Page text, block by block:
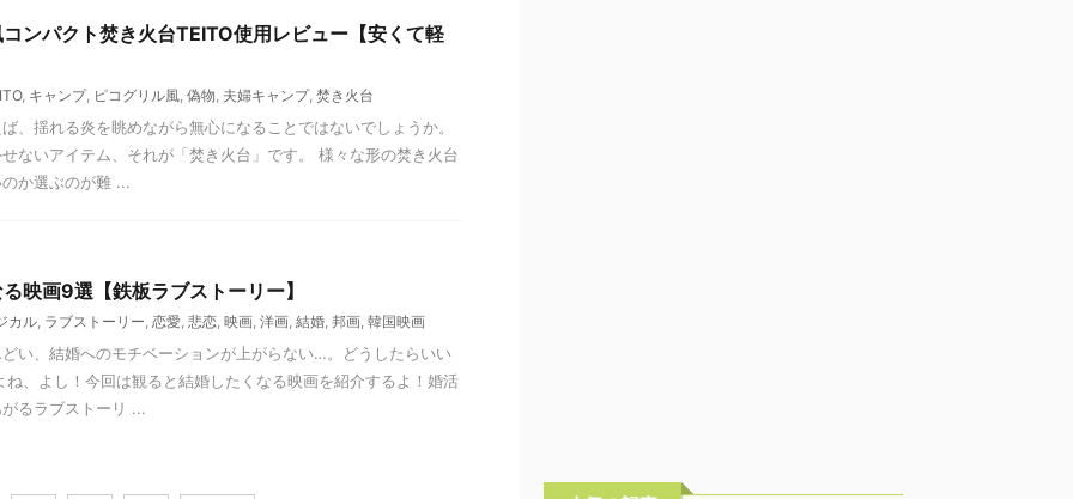
ンパクト焚き火台TEITO使用レビュー【安くて軽
, キャンプ, ピコグリル風, 偽物, 夫婦キャンプ, 焚き火台
、揺れる炎を眺めながら無心になることではないでしょうか。
ないアイテム、それが「焚き火台」です。 様々な形の焚き火台
か選ぶのが難 ...
映画9選【鉄板ラブストーリー】
カル, ラブストーリー, 恋愛, 悲恋, 映画, 洋画, 結婚, 邦画, 韓国映画
い、結婚へのモチベーションが上がらない…。どうしたらいい
、よし！今回は観ると結婚したくなる映画を紹介するよ！婚活
るラブストーリ ...